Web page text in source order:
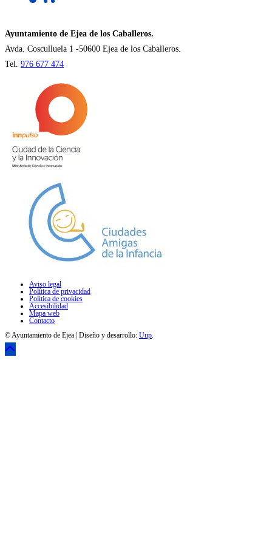
en
nueva
pestaña
Ayuntamiento de Ejea de los Caballeros.
Avda. Cosculluela 1 -50600 Ejea de los Caballeros.
Tel. 976 677 474
Aviso legal
Política de privacidad
Política de cookies
Accesibilidad
Mapa web
Contacto
© Ayuntamiento de Ejea | Diseño y desarrollo: Uup.